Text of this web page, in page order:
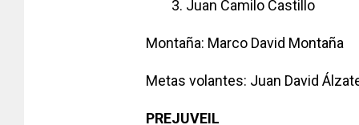
Juan Camilo Castillo
Montaña: Marco David Montaña
Metas volantes: Juan David
PREJUVEIL